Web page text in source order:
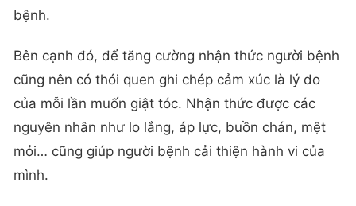
bệnh.
Bên cạnh đó, để tăng cường nhận thức người bệnh
cũng nên có thói quen ghi chép cảm xúc là lý do
của mỗi lần muốn giật tóc. Nhận thức được các
nguyên nhân như lo lắng, áp lực, buồn chán, mệt
mỏi… cũng giúp người bệnh cải thiện hành vi của
mình.